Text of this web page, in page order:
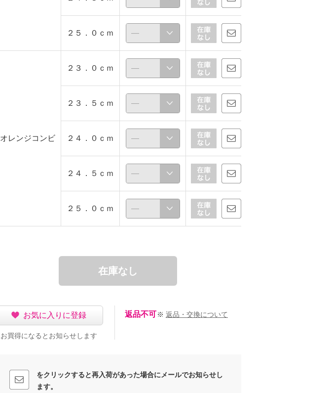
２５．０ｃｍ
オレンジコンビ
２３．０ｃｍ
２３．５ｃｍ
２４．０ｃｍ
２４．５ｃｍ
２５．０ｃｍ
在庫なし
お気に入りに登録
お買得になるとお知らせします
返品不可 ※ 返品・交換について
をクリックすると再入荷があった場合にメールでお知らせし
ます。